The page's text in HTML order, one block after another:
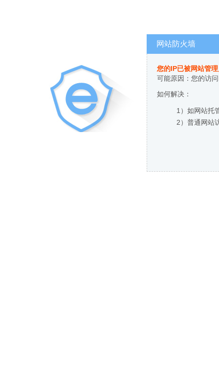
网站防火墙
您的IP已被网站管
可能原因：您的访
如何解决：
1）如网站托
2）普通网站